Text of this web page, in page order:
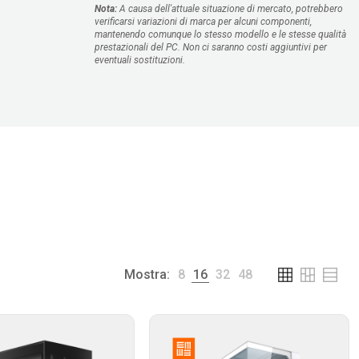
Nota:A causa dell'attuale situazione di mercato, potrebbero
verificarsi variazioni di marca per alcuni componenti,
mantenendo comunque lo stesso modello e le stesse qualità
prestazionali del PC. Non ci saranno costi aggiuntivi per
eventuali sostituzioni.
Mostra: 8 16 32 48